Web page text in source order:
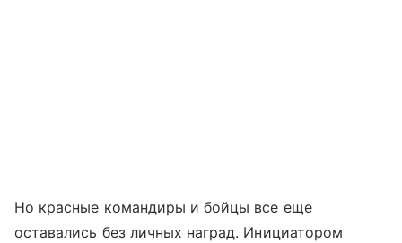
Но красные командиры и бойцы все еще
оставались без личных наград. Инициатором